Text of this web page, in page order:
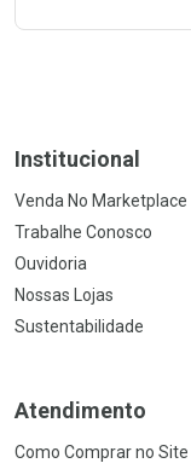
Institucional
Venda No Marketplace
Trabalhe Conosco
Ouvidoria
Nossas Lojas
Sustentabilidade
Atendimento
Como Comprar no Site